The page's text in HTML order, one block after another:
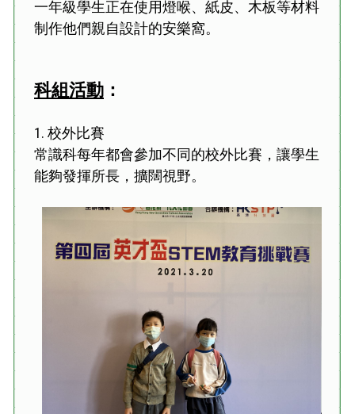
一年級學生正在使用燈喉、紙皮、木板等材料
制作他們親自設計的安樂窩。
科組活動 ：
1. 校外比賽
常識科每年都會參加不同的校外比賽，讓學生
能夠發揮所長，擴闊視野。